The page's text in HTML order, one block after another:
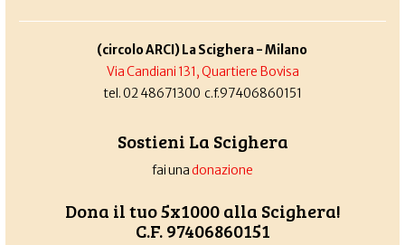
(circolo ARCI) La Scighera - Milano
Via Candiani 131, Quartiere Bovisa
tel. 02 48671300 c.f.97406860151
Sostieni La Scighera
fai unadonazione
Dona il tuo 5x1000 alla Scighera!
C.F. 97406860151